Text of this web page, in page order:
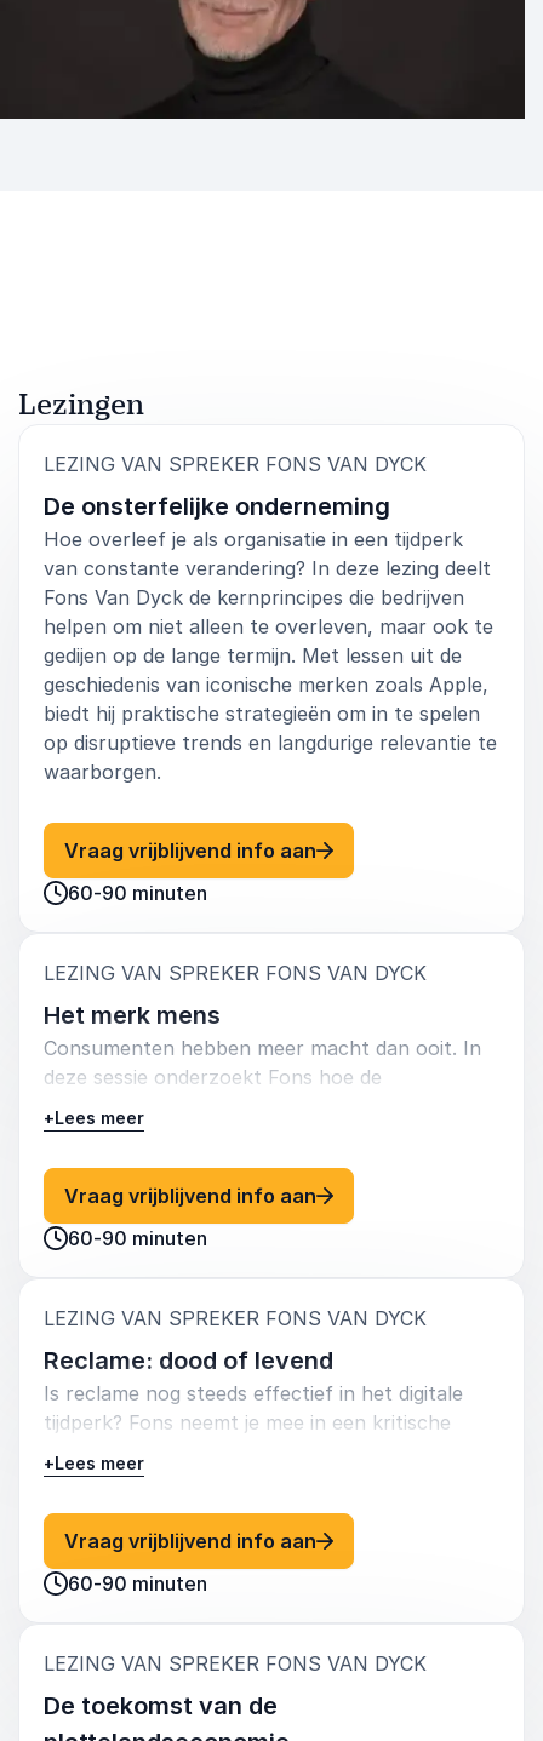
Lezingen
LEZING VAN SPREKER FONS VAN DYCK:
De onsterfelijke onderneming
Hoe overleef je als organisatie in een tijdperk
van constante verandering? In deze lezing deelt
Fons Van Dyck de kernprincipes die bedrijven
helpen om niet alleen te overleven, maar ook te
gedijen op de lange termijn. Met lessen uit de
geschiedenis van iconische merken zoals Apple,
biedt hij praktische strategieën om in te spelen
op disruptieve trends en langdurige relevantie te
waarborgen.
Vraag vrijblijvend info aan: Fons Van Dyck De
60-90 minuten
LEZING VAN SPREKER FONS VAN DYCK:
Het merk mens
Consumenten hebben meer macht dan ooit. In
deze sessie onderzoekt Fons hoe de
veranderende rol van consumenten bedrijven
dwingt om hun strategieën te herzien. Hij laat
zien hoe merken kunnen groeien door
menselijker te worden, met nadruk op empathie,
authenticiteit en verbinding met hun doelgroep.
+Lees meer
Vraag vrijblijvend info aan: Fons Van Dyck Het
60-90 minuten
LEZING VAN SPREKER FONS VAN DYCK:
Reclame: dood of levend
Is reclame nog steeds effectief in het digitale
tijdperk? Fons neemt je mee in een kritische
analyse van de evolutie van reclame en laat zien
welke vormen van communicatie vandaag de
dag nog echt impact maken. Hij bespreekt de
toekomst van reclame en biedt inzichten over
hoe merken zich kunnen onderscheiden in een
overvolle markt.
+Lees meer
Vraag vrijblijvend info aan: Fons Van Dyck
60-90 minuten
LEZING VAN SPREKER FONS VAN DYCK:
De toekomst van de